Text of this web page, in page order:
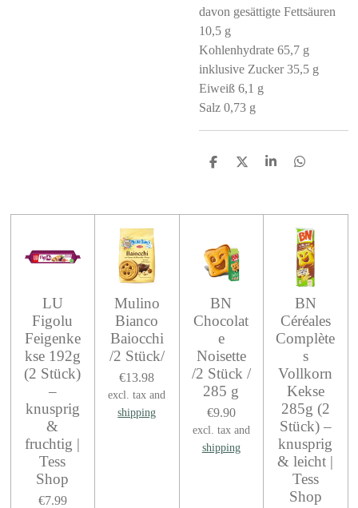
davon gesättigte Fettsäuren
10,5 g
Kohlenhydrate 65,7 g
inklusive Zucker 35,5 g
Eiweiß 6,1 g
Salz 0,73 g
S
e
S
e
S
e
S
e
LU
Figolu
Feigenke
kse 192g
(2 Stück)
–
knusprig
&
fruchtig |
Tess
Shop
€7.99
Mulino
Bianco
Baiocchi
/2 Stück/
€13.98
excl. tax and
shipping
BN
Chocolat
e
Noisette
/2 Stück /
285 g
€9.90
excl. tax and
shipping
BN
Céréales
Complète
s
Vollkorn
Kekse
285g (2
Stück) –
knusprig
& leicht |
Tess
Shop